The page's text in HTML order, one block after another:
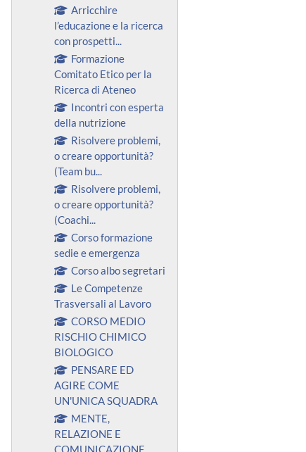
Arricchire
l’educazione e la ricerca
con prospetti...
Formazione
Comitato Etico per la
Ricerca di Ateneo
Incontri con esperta
della nutrizione
Risolvere problemi,
o creare opportunità?
(Team bu...
Risolvere problemi,
o creare opportunità?
(Coachi...
Corso formazione
sedie e emergenza
Corso albo segretari
Le Competenze
Trasversali al Lavoro
CORSO MEDIO
RISCHIO CHIMICO
BIOLOGICO
PENSARE ED
AGIRE COME
UN'UNICA SQUADRA
MENTE,
RELAZIONE E
COMUNICAZIONE